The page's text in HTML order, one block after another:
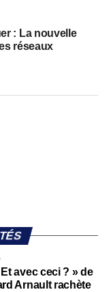
: La nouvelle
réseaux
avec ceci ? » de
Arnault rachète